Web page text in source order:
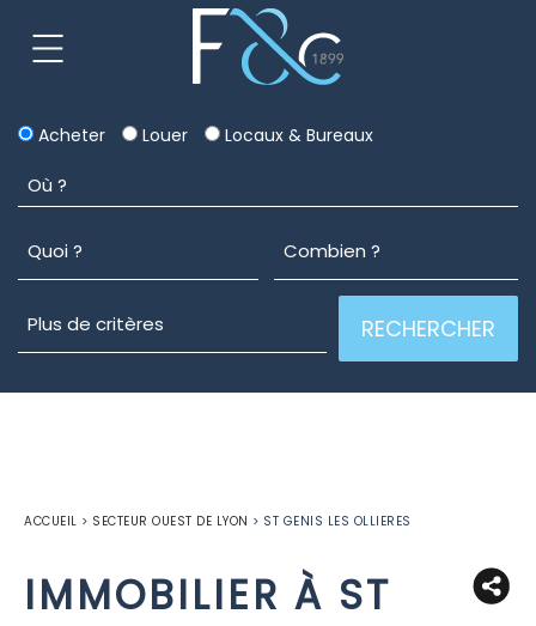
Acheter Louer Locaux & Bureaux
ACCUEIL > SECTEUR OUEST DE LYON > ST GENIS LES OLLIERES
IMMOBILIER À ST